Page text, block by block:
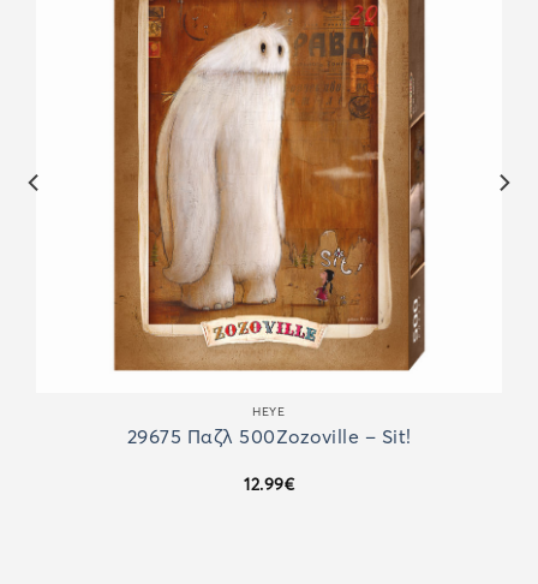
HEYE
29675 Παζλ 500Ζozoville – Sit!
12.99€